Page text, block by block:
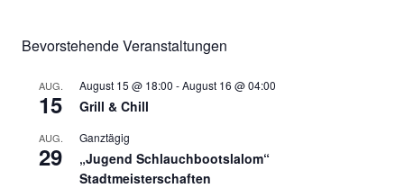
Bevorstehende Veranstaltungen
AUG.
15
August 15 @ 18:00 -August 16 @ 04:00
Grill & Chill
AUG.
29
Ganztägig
„Jugend Schlauchbootslalom“
Stadtmeisterschaften